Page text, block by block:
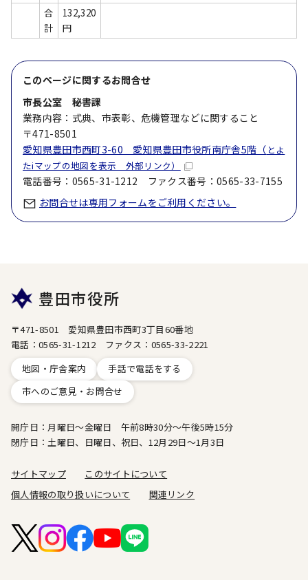
合
計
132,320
円
このページに関するお問合せ
市長公室 秘書課
業務内容：式典、市表彰、危機管理などに関すること
〒471-8501
愛知県豊田市西町3-60 愛知県豊田市役所南庁舎5階（ とよ
たiマップの地図を表示 外部リンク）
電話番号：0565-31-1212 ファクス番号：0565-33-7155
お問合せは専用フォームをご利用ください。
豊田市役所
〒471-8501 愛知県豊田市西町3丁目60番地
電話：0565-31-1212 ファクス：0565-33-2221
地図・庁舎案内
手話で電話をする
市へのご意見・お問合せ
開庁日：月曜日～金曜日 午前8時30分～午後5時15分
閉庁日：土曜日、日曜日、祝日、12月29日～1月3日
サイトマップ
このサイトについて
個人情報の取り扱いについて
関連リンク